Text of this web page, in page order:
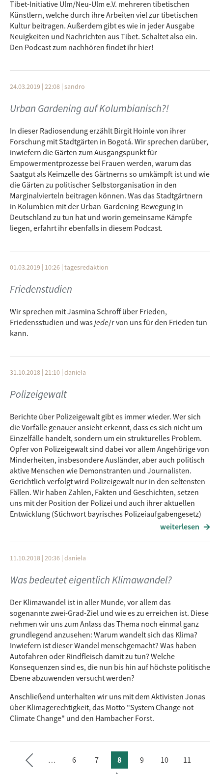
Tibet-Initiative Ulm/Neu-Ulm e.V. mehreren tibetischen
Künstlern, welche durch ihre Arbeiten viel zur tibetischen
Kultur beitragen. Außerdem gibt es wie in jeder Ausgabe
Neuigkeiten und Nachrichten aus Tibet. Schaltet also ein.
Den Podcast zum nachhören findet ihr hier!
24.03.2019 | 22:08 | sandro
Urban Gardening auf Kolumbianisch?!
In dieser Radiosendung erzählt Birgit Hoinle von ihrer
Forschung mit Stadtgärten in Bogotá. Wir sprechen darüber,
inwiefern die Gärten zum Ausgangspunkt für
Empowermentprozesse bei Frauen werden, warum das
Saatgut als Keimzelle des Gärtnerns so umkämpft ist und wie
die Gärten zu politischer Selbstorganisation in den
Marginalvierteln beitragen können. Was das Stadtgärtnern
in Kolumbien mit der Urban-Gardening-Bewegung in
Deutschland zu tun hat und worin gemeinsame Kämpfe
liegen, erfahrt ihr ebenfalls in diesem Podcast.
01.03.2019 | 10:26 | tagesredaktion
Friedenstudien
Wir sprechen mit Jasmina Schroff über Frieden,
Friedensstudien und wasjede/r von uns für den Frieden tun
kann.
31.10.2018 | 21:10 | daniela
Polizeigewalt
Berichte über Polizeigewalt gibt es immer wieder. Wer sich
die Vorfälle genauer ansieht erkennt, dass es sich nicht um
Einzelfälle handelt, sondern um ein strukturelles Problem.
Opfer von Polizeigewalt sind dabei vor allem Angehörige von
Minderheiten, insbesondere Ausländer, aber auch politisch
aktive Menschen wie Demonstranten und Journalisten.
Gerichtlich verfolgt wird Polizeigewalt nur in den seltensten
Fällen. Wir haben Zahlen, Fakten und Geschichten, setzen
uns mit der Position der Polizei und auch ihrer aktuellen
Entwicklung (Stichwort bayrisches Polizeiaufgabengesetz)
Ihr wollt das lieber selbst noch einmal nachlesen? Kein
Problem, hier sind unsere Quellen:
Polizisten nur selten vor Gericht
Europarates zur unabhängigen und effektiven
Untersuchungen von Beschwerden gegen die Polizei
Rassismus bei der Bundespolizei - nichts hören, nichts
sehen, nichts sagen
Polizeilicher Umgang mit migrantischen Opferzeugen
Auch Polizisten haben Vorurteile gegen Ausländer
Polizeiliche Kriminalstatistik
Wikipedia-Artikel Polizeigewalt
Neues bayrisches Polizeigesetz: Geheimdienst-
Befugnisse für die Polizei
Warum das bayerische Polizeiaufgabengesetz uns allen
Angst machen sollte
weiterlesen
11.10.2018 | 20:36 | daniela
Was bedeutet eigentlich Klimawandel?
Der Klimawandel ist in aller Munde, vor allem das
sogenannte zwei-Grad-Ziel und wie es zu erreichen ist. Diese
nehmen wir uns zum Anlass das Thema noch einmal ganz
grundlegend anzusehen: Warum wandelt sich das Klima?
Inwiefern ist dieser Wandel menschgemacht? Was haben
Autofahren oder Rindfleisch damit zu tun? Welche
Konsequenzen sind es, die nun bis hin auf höchste politische
Ebene abzuwenden versucht werden?
Anschließend unterhalten wir uns mit dem Aktivisten Jonas
über Klimagerechtigkeit, das Motto "System Change not
Climate Change" und den Hambacher Forst.
… 6 7 8 9 10
11
ächs
›